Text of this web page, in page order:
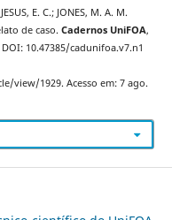
E. C.; JONES, M. A. M.
de caso. Cadernos UniFOA,
10.47385/cadunifoa.v7.n1
view/1929. Acesso em: 7 ago.